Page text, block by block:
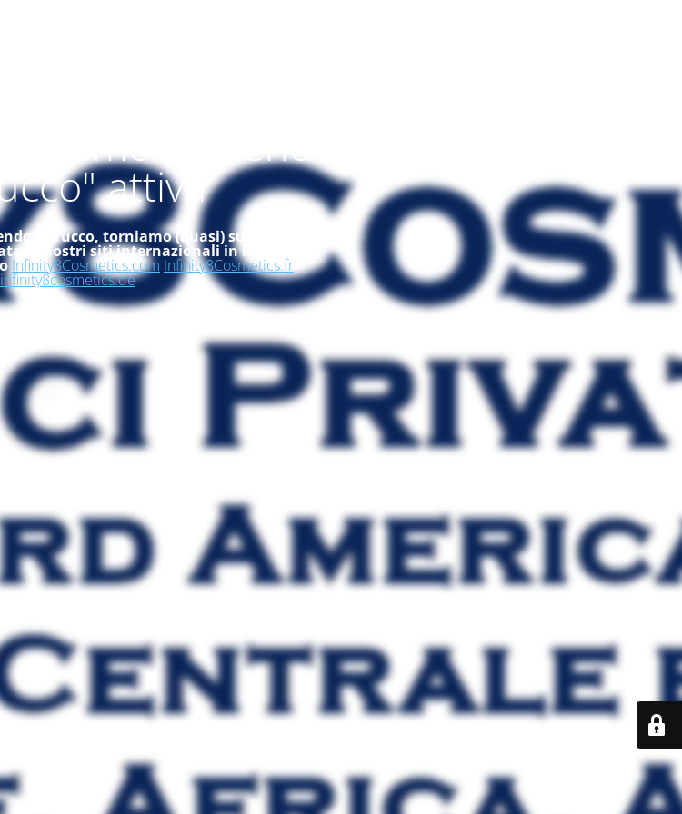
stiamo rifacendo
attiva
il trucco, torniamo (quasi) subito, nel
ai nostri siti internazionali in inglese, in
Infinity8Cosmetics.com Infinity8Cosmetics.fr
infinity8cosmetics.de